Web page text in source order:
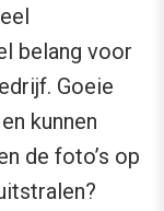
belang voor
Goeie
kunnen
de foto’s op